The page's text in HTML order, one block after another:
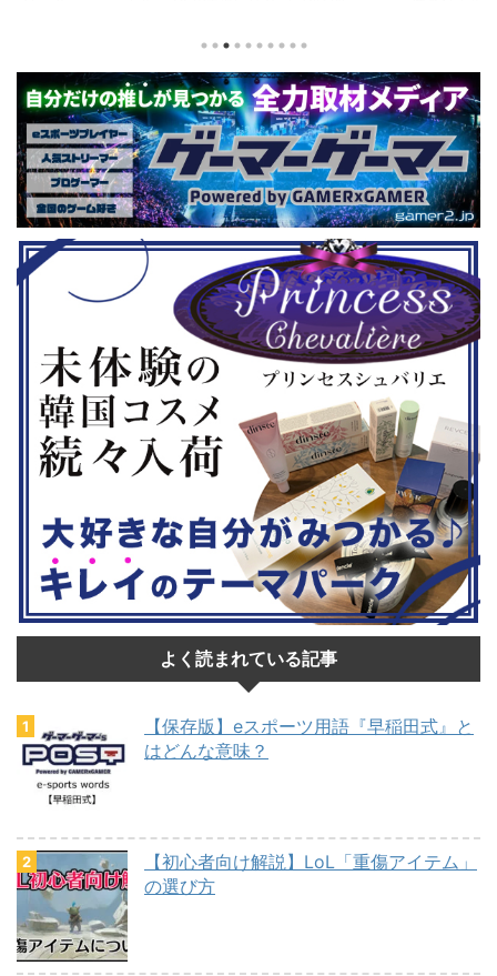
ルを独自に
。（類似し
ゲーム、長
ム） 注目
セット』
ホラーゲー
『鉄拳8
選（神奈川県）の優勝者3名が決勝大
仕様。ご当地キャラクターによる対戦
も見られるとのことなので、家族で楽
しめるイベントになっているようで
す。 ちなみに、ゲストのプロレスラ
ーである蝶野正洋さんは今年60歳に
なるそうです。トークセッションに登
場しますよ。 この記事のポイント ・
大会参加者は60歳以上 ・3地区で予
選あり。予選は8月24日、25日と9月
22日。本戦は9月22日（事前エ ...
ファンから
や編成や育
クなどが話
売されたば
要チェック
ル」に『ユ
登場！『龍
リロード』
は、
ンドーeショ
...
よく読まれている記事
【保存版】eスポーツ用語『早稲田式』と
はどんな意味？
【初心者向け解説】LoL「重傷アイテム」
の選び方